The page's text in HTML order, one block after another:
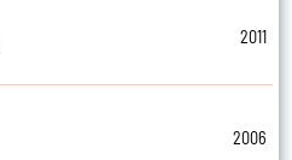
2011
2006